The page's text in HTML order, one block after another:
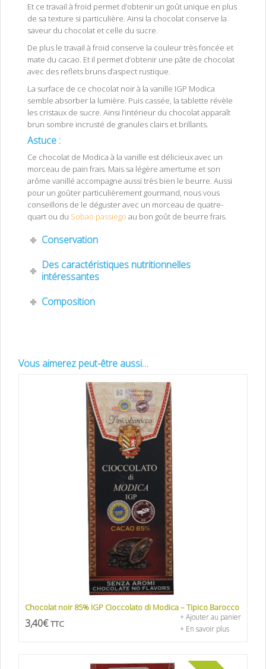
Et ce travail à froid permet d’obtenir un goût unique en plus
de sa texture si particulière. Ainsi la chocolat conserve la
saveur du chocolat et celle du sucre.
De plus le travail à froid conserve la couleur très foncée et
mate du cacao. Et il permet d’obtenir une pâte de chocolat
avec des reflets bruns d’aspect rustique.
La surface de ce chocolat noir à la vanille IGP Modica
semble absorber la lumière. Puis cassée, la tablette révèle
les cristaux de sucre. Ainsi l’intérieur du chocolat apparaît
brun sombre incrusté de granules clairs et brillants.
Astuce :
Ce chocolat de Modica à la vanille est délicieux avec un
morceau de pain frais. Mais sa légère amertume et son
arôme vanillé accompagne aussi très bien le beurre. Aussi
pour un goûter particulièrement gourmand, nous vous
conseillons de le déguster avec un morceau de quatre-
quart ou du Sobao passiego au bon goût de beurre frais.
Conservation
Des caractéristiques nutritionnelles
intéressantes
Composition
Vous aimerez peut-être aussi…
Chocolat noir 85% IGP Cioccolato di Modica – Tipico Barocco
3,40€ TTC
+ Ajouter au panier
+ En savoir plus